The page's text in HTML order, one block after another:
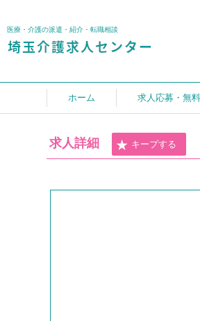
医療・介護の派遣・紹介・転職相談
ホーム 求人応募・無
求人詳細 キープする